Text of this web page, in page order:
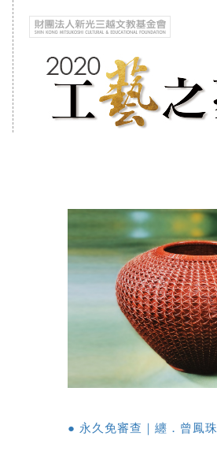
● 永久免審查｜纏．曾鳳珠